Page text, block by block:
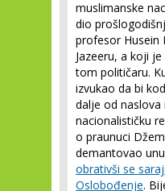
muslimanske
dio
profesor Husein
Jazeeru, a koji
tom političaru.
izvukao da bi
dalje od naslova
nacionalističku
o praunuci
demantovao
obrativši se
Oslobođenje.